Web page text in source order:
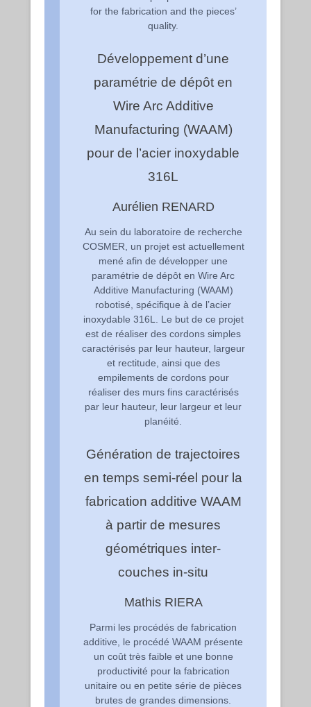
for the fabrication and the pieces’
quality.
Développement d’une
paramétrie de dépôt en
Wire Arc Additive
Manufacturing (WAAM)
pour de l’acier inoxydable
316L
Aurélien RENARD
Au sein du laboratoire de recherche
COSMER, un projet est actuellement
mené afin de développer une
paramétrie de dépôt en Wire Arc
Additive Manufacturing (WAAM)
robotisé, spécifique à de l’acier
inoxydable 316L. Le but de ce projet
est de réaliser des cordons simples
caractérisés par leur hauteur, largeur
et rectitude, ainsi que des
empilements de cordons pour
réaliser des murs fins caractérisés
par leur hauteur, leur largeur et leur
planéité.
Génération de trajectoires
en temps semi-réel pour la
fabrication additive WAAM
à partir de mesures
géométriques inter-
couches in-situ
Mathis RIERA
Parmi les procédés de fabrication
additive, le procédé WAAM présente
un coût très faible et une bonne
productivité pour la fabrication
unitaire ou en petite série de pièces
brutes de grandes dimensions.